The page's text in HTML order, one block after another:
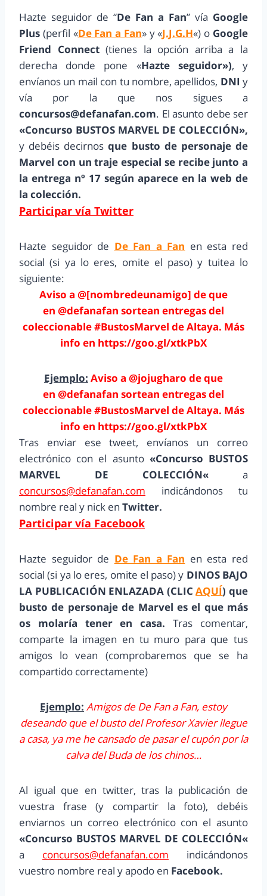
Hazte seguidor de “De Fan a Fan” vía Google
Plus (perfil «De Fan a Fan» y «J.J.G.H«) o Google
Friend Connect(tienes la opción arriba a la
derecha donde pone «Hazte seguidor»), y
envíanos un mail con tu nombre, apellidos, DNI y
vía por la que nos sigues a
concursos@defanafan.com. El asunto debe ser
«Concurso BUSTOS MARVEL DE COLECCIÓN»,
y debéis decirnosque busto de personaje de
Marvel con un traje especial se recibe junto a
la entrega nº 17 según aparece en la web de
la colección.
Participar vía Twitter
Hazte seguidor de De Fan a Fan en esta red
social (si ya lo eres, omite el paso) y tuitea lo
siguiente:
Aviso a @[nombredeunamigo] de que
en @defanafan sortean entregas del
coleccionable #BustosMarvel de Altaya. Más
info en https://goo.gl/xtkPbX
Ejemplo: Aviso a @jojugharo de que
en @defanafan sortean entregas del
coleccionable #BustosMarvel de Altaya. Más
info en https://goo.gl/xtkPbX
Tras enviar ese tweet, envíanos un correo
electrónico con el asunto «Concurso BUSTOS
MARVEL DE COLECCIÓN« a
concursos@defanafan.com indicándonos tu
nombre real y nick en Twitter.
Participar vía Facebook
Hazte seguidor de De Fan a Fan en esta red
social (si ya lo eres, omite el paso) y DINOS BAJO
LA PUBLICACIÓN ENLAZADA (CLICAQUÍ)que
busto de personaje de Marvel es el que más
os molaría tener en casa.Tras comentar,
comparte la imagen en tu muro para que tus
amigos lo vean (comprobaremos que se ha
compartido correctamente)
Ejemplo: Amigos de De Fan a Fan, estoy
deseando que el busto del Profesor Xavier llegue
a casa, ya me he cansado de pasar el cupón por la
calva del Buda de los chinos…
Al igual que en twitter, tras la publicación de
vuestra frase (y compartir la foto), debéis
enviarnos un correo electrónico con el asunto
«Concurso BUSTOS MARVEL DE COLECCIÓN«
a concursos@defanafan.com indicándonos
vuestro nombre real y apodo en Facebook.